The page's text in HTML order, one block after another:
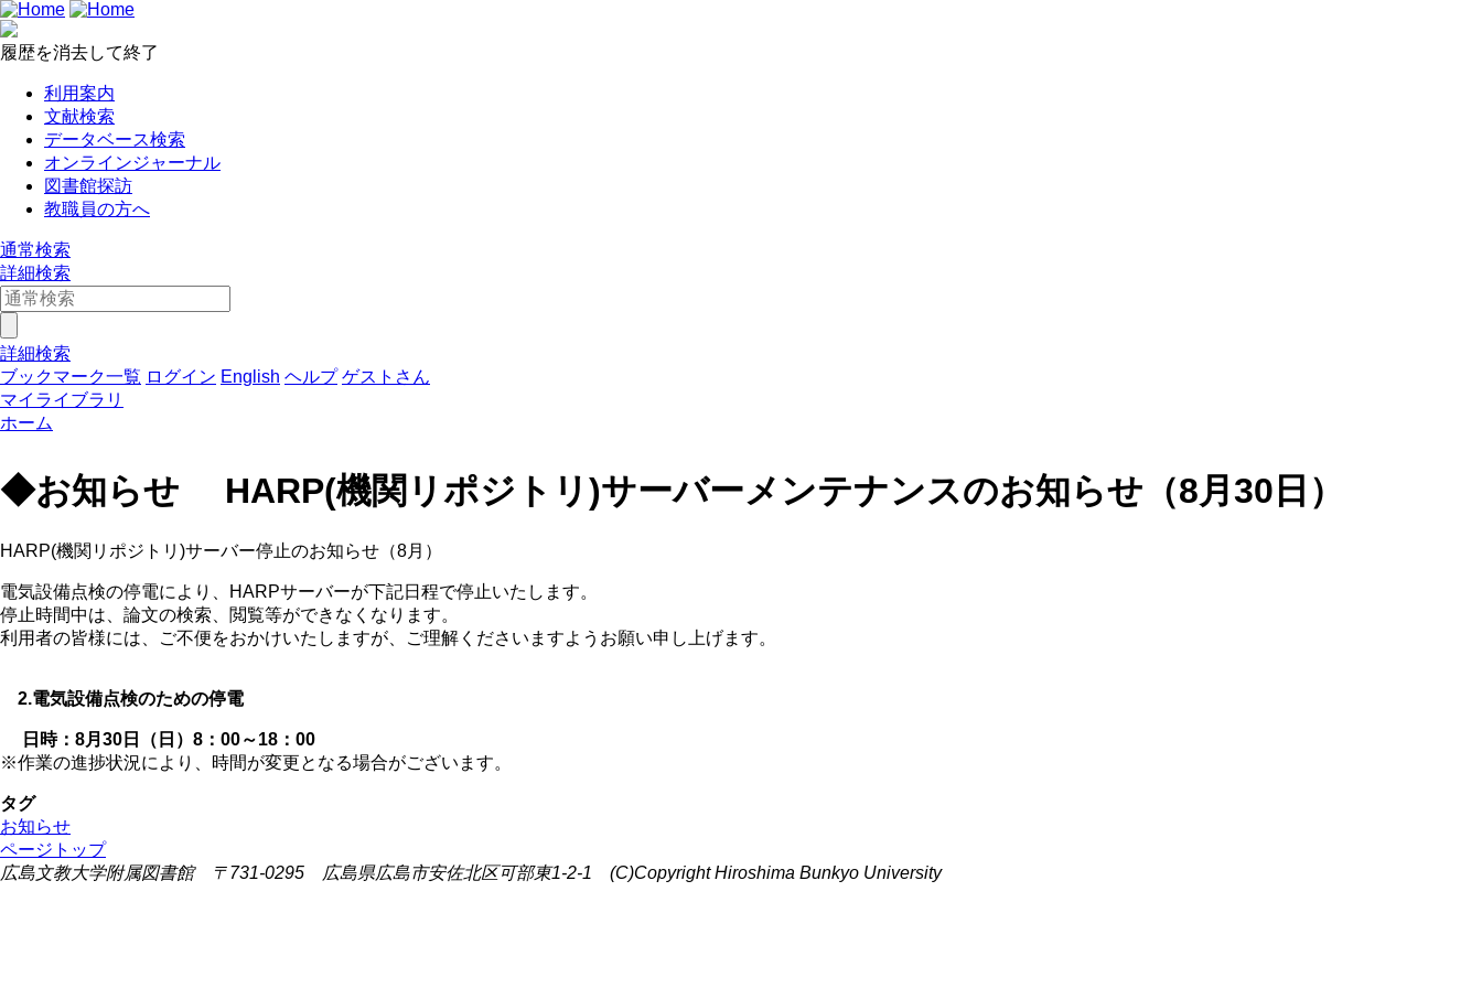
履歴を消去して終了
利用案内
文献検索
データベース検索
オンラインジャーナル
図書館探訪
教職員の方へ
通常検索
詳細検索
詳細検索
ブックマーク一覧 ログイン English ヘルプ ゲストさん
マイライブラリ
ホーム
◆お知らせ HARP(機関リポジトリ)サーバーメンテナンスのお知らせ（8月30日）
HARP(機関リポジトリ)サーバー停止のお知らせ（8月）
電気設備点検の停電により、HARPサーバーが下記日程で停止いたします。
停止時間中は、論文の検索、閲覧等ができなくなります。
利用者の皆様には、ご不便をおかけいたしますが、ご理解くださいますようお願い申し上げます。
2.電気設備点検のための停電
日時：8月30日（日）8：00～18：00
※作業の進捗状況により、時間が変更となる場合がございます。
タグ
お知らせ
ページトップ
広島文教大学附属図書館 〒731-0295 広島県広島市安佐北区可部東1-2-1 (C)Copyright Hiroshima Bunkyo University